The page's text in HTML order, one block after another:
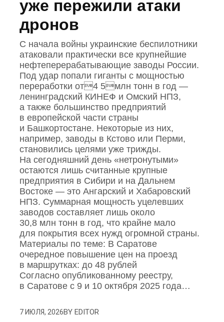
уже пережили атаки
дронов
С начала войны украинские беспилотники
атаковали практически все крупнейшие
нефтеперерабатывающие заводы России.
Под удар попали гиганты с мощностью
переработки от4 5млн тонн в год —
ленинградский КИНЕФ и Омский НПЗ,
а также большинство предприятий
в европейской части страны
и Башкортостане. Некоторые из них,
например, заводы в Кстово или Перми,
становились целями уже трижды.
На сегодняшний день «нетронутыми»
остаются лишь считанные крупные
предприятия в Сибири и на Дальнем
Востоке — это Ангарский и Хабаровский
НПЗ. Суммарная мощность уцелевших
заводов составляет лишь около
30,8 млн тонн в год, что крайне мало
для покрытия всех нужд огромной страны.
Материалы по теме: В Саратове
очередное повышение цен на проезд
в маршрутках: до 48 рублей
Согласно опубликованному реестру,
в Саратове с 9 и 10 октября 2025 года…
7 ИЮЛЯ, 2026BYEDITOR